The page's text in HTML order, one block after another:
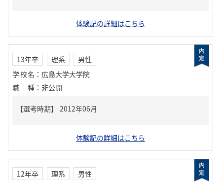
体験記の詳細はこちら
13年卒 理系
男性
学校名 ： 広島大学大学院
職種 ： 非公開
体験記の詳細はこちら
12年卒 理系
男性